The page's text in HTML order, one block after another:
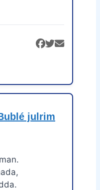
julrim